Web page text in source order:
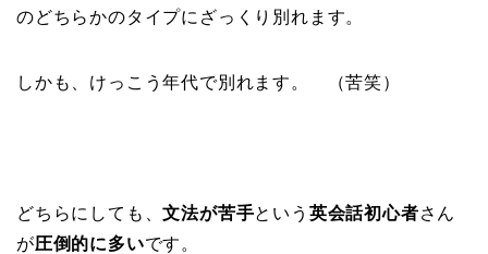
のどちらかのタイプにざっくり別れます。
しかも、けっこう年代で別れます。 （苦笑）
どちらにしても、文法が苦手という 英会話初心者さん
が圧倒的に多いです。